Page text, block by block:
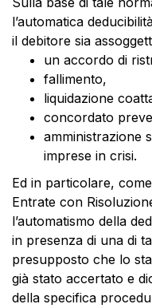
l’automatica
il debitore sia
un accordo di
fallimento,
liquidazione
concordato
amministrazione
imprese in crisi.
Ed in particolare,
Entrate con
l’automatismo della
in presenza di una di
presupposto che lo
già stato accertato e
della specifica